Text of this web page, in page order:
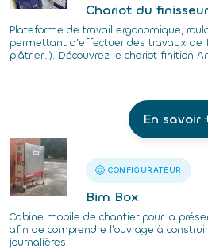
Chariot du
Plateforme de travail ergonomique,
permettant d’effectuer des travaux de
plâtrier…). Découvrez le chariot finition
En savoir
CONFIGURATEUR
Bim Box
Cabine mobile de chantier pour la
afin de comprendre l'ouvrage à
journalières